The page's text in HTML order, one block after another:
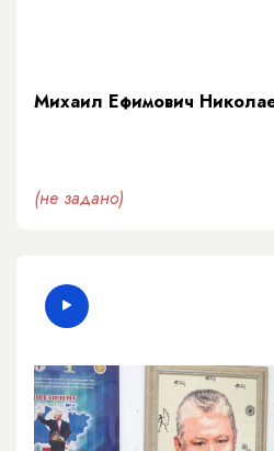
Михаил Ефимович
(не задано)